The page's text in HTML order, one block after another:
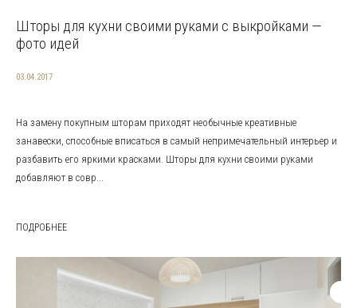
Шторы для кухни своими руками с выкройками —
фото идей
03.04.2017
На замену покупным шторам приходят необычные креативные
занавески, способные вписаться в самый непримечательный интерьер и
разбавить его яркими красками. Шторы для кухни своими руками
добавляют в совр...
ПОДРОБНЕЕ